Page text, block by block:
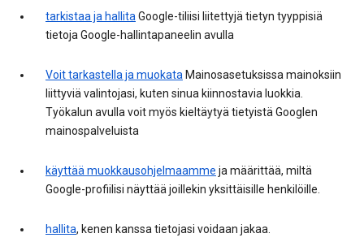
tarkistaa ja hallitaGoogle-tiliisi liitettyjä tietyn tyyppisiä
tietoja Google-hallintapaneelin avulla
Voit tarkastella ja muokata Mainosasetuksissa mainoksiin
liittyviä valintojasi, kuten sinua kiinnostavia luokkia.
Työkalun avulla voit myös kieltäytyä tietyistä Googlen
mainospalveluista
käyttää muokkausohjelmaamme ja määrittää, miltä
Google-profiilisi näyttää joillekin yksittäisille henkilöille.
hallita, kenen kanssa tietojasi voidaan jakaa.